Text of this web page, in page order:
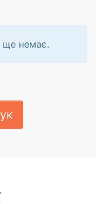
ще немає.